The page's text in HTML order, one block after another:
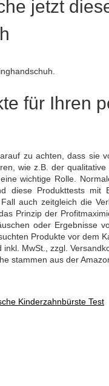
jetzt
für Ihren
zu achten, dass sie
wie z.B. der
wichtige Rolle.
diese Produkttests
auch zeitgleich die
Prinzip der
oder Ergebnisse
Produkte vor dem
inkl. MwSt., zzgl.
stammen aus der
Kinderzahnbürste Test